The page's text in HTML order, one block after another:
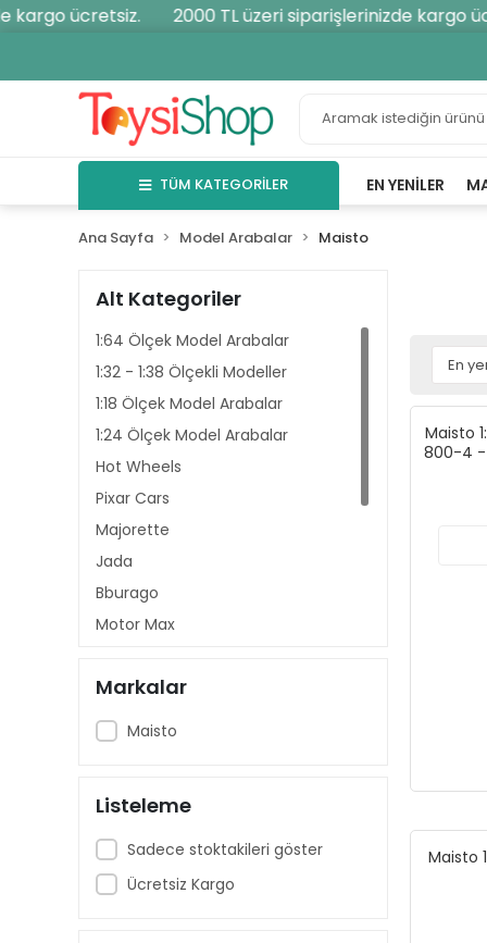
ücretsiz. 2000 TL üzeri siparişlerinizde kargo
TÜM KATEGORİLER EN YENILER
Ana Sayfa Model Arabalar Maisto
Alt Kategoriler
1:64 Ölçek Model Arabalar
1:32 - 1:38 Ölçekli Modeller
1:18 Ölçek Model Arabalar
1:24 Ölçek Model Arabalar
Hot Wheels
Pixar Cars
Majorette
Jada
Bburago
Motor Max
Tarmac Works
Matchbox
Maisto
Markalar
Maisto
Listeleme
Sadece stoktakileri göster
Ücretsiz Kargo
Maisto
800-4 -
Maisto